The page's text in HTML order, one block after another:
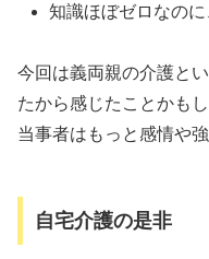
知識ほぼゼロなのに
今回は義両親の介護と
たから感じたことかもし
当事者はもっと感情や
自宅介護の是非